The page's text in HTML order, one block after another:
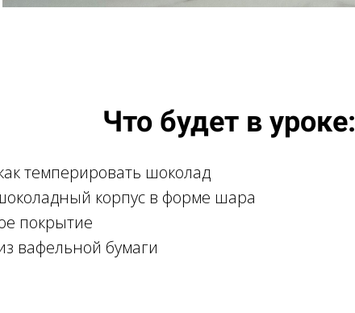
Что будет в уроке:
темперировать шоколад
корпус в форме шара
покрытие
вафельной бумаги